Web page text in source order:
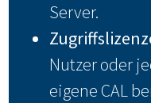
Server.
Nutzer oder
eigene CAL